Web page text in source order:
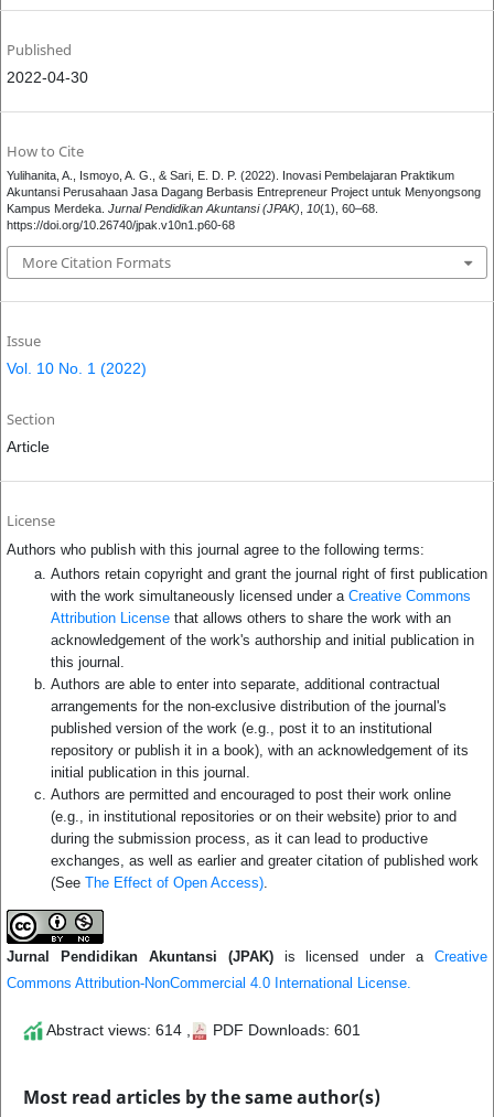
Published
2022-04-30
How to Cite
Yulihanita, A., Ismoyo, A. G., & Sari, E. D. P. (2022). Inovasi Pembelajaran Praktikum
Akuntansi Perusahaan Jasa Dagang Berbasis Entrepreneur Project untuk Menyongsong
Kampus Merdeka. Jurnal Pendidikan Akuntansi (JPAK) 10(1), 60–68.
https://doi.org/10.26740/jpak.v10n1.p60-68
More Citation Formats
Issue
Vol. 10 No. 1 (2022)
Section
Article
License
Authors who publish with this journal agree to the following terms:
Authors retain copyright and grant the journal right of first publication
with the work simultaneously licensed under a Creative Commons
Attribution Licensethat allows others to share the work with an
acknowledgement of the work's authorship and initial publication in
this journal.
Authors are able to enter into separate, additional contractual
arrangements for the non-exclusive distribution of the journal's
published version of the work (e.g., post it to an institutional
repository or publish it in a book), with an acknowledgement of its
initial publication in this journal.
Authors are permitted and encouraged to post their work online
(e.g., in institutional repositories or on their website) prior to and
during the submission process, as it can lead to productive
exchanges, as well as earlier and greater citation of published work
(See The Effect of Open Access).
Jurnal Pendidikan Akuntansi (JPAK)is licensed under aCreative
Commons Attribution-NonCommercial 4.0 International License.
Abstract views: 614 , PDF Downloads: 601
Most read articles by the same author(s)